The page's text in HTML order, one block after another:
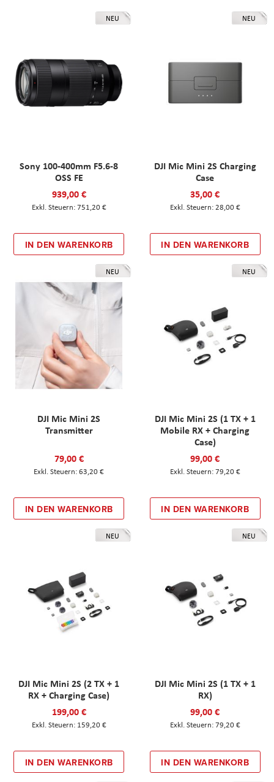
NEU
Sony 100-400mm F5.6-8
OSS FE
939,00 €
751,20 €
IN DEN WARENKORB
NEU
DJI Mic Mini 2S Charging
Case
35,00 €
28,00 €
IN DEN WARENKORB
NEU
DJI Mic Mini 2S
Transmitter
79,00 €
63,20 €
IN DEN WARENKORB
NEU
DJI Mic Mini 2S (1 TX + 1
Mobile RX + Charging
Case)
99,00 €
79,20 €
IN DEN WARENKORB
NEU
DJI Mic Mini 2S (2 TX + 1
RX + Charging Case)
199,00 €
159,20 €
IN DEN WARENKORB
NEU
DJI Mic Mini 2S (1 TX + 1
RX)
99,00 €
79,20 €
IN DEN WARENKORB